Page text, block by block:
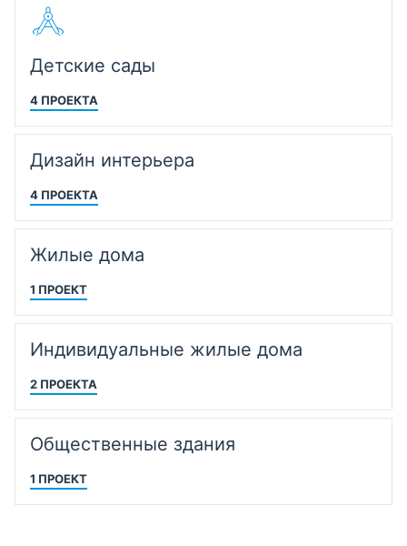
Детские сады
4 ПРОЕКТА
Дизайн интерьера
4 ПРОЕКТА
Жилые дома
1 ПРОЕКТ
Индивидуальные жилые дома
2 ПРОЕКТА
Общественные здания
1 ПРОЕКТ